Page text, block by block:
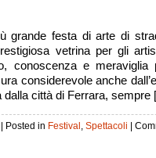
grande festa di arte di
vetrina per gli
conoscenza e meraviglia
considerevole anche
dalla città di Ferrara,
| Posted in Festival , Spettacoli